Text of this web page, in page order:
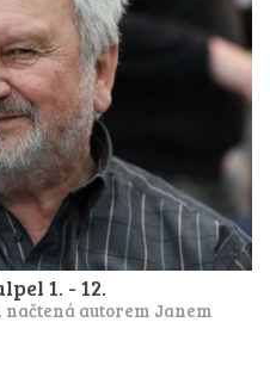
1. - 12.
autorem Janem